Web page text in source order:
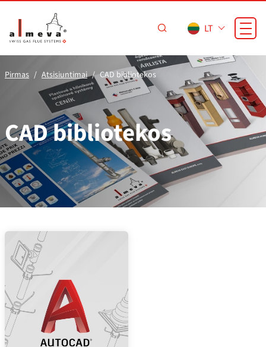
LT
Pirmas Atsisiuntimai CAD bibliotekos
CAD bibliotekos